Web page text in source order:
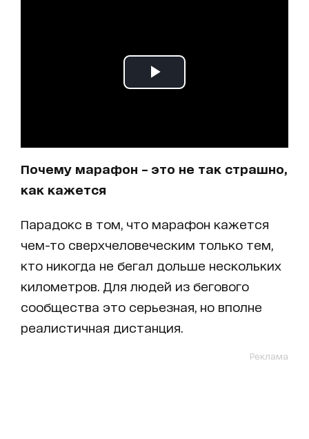
Почему марафон – это не так страшно,
как кажется
Парадокс в том, что марафон кажется
чем-то сверхчеловеческим только тем,
кто никогда не бегал дольше нескольких
километров. Для людей из бегового
сообщества это серьезная, но вполне
реалистичная дистанция.
Реклама